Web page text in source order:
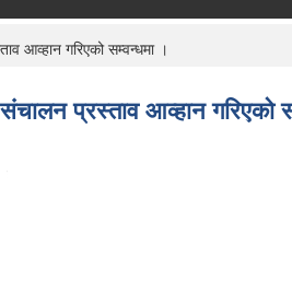
आव्हान गरिएको सम्वन्धमा ।
प्रस्ताव आव्हान गरिएको